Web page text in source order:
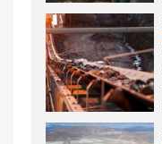
6
7